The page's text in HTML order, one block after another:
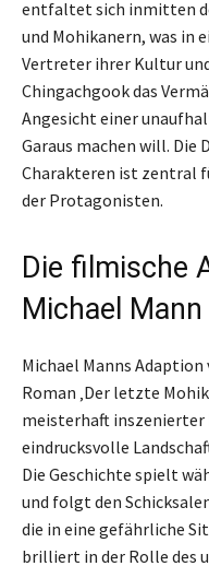
entfaltet sich inmitten
und Mohikanern, was in
Vertreter ihrer Kultur
Chingachgook das
Angesicht einer
Garaus machen will. Die
Charakteren ist zentral
der Protagonisten.
Die filmische
Michael Mann
Michael Manns
Roman ‚Der letzte
meisterhaft
eindrucksvolle
Die Geschichte spielt
und folgt den
die in eine gefährliche
brilliert in der Rolle des